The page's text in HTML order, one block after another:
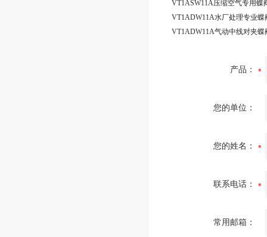
产品：
您的单位：
您的姓名：
联系电话：
常用邮箱：